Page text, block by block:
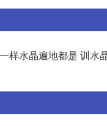
样水晶遍地都是 训水